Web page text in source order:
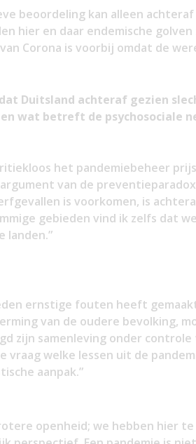
beoordeling kan alleen
hier en daar endemische
Corona is voorbij omdat de
Duitsland achteraf gezien
wat betreft de psychosociale
het pandemiebeheer
van de
is voorkomen, is
gebieden vind ik zelfs dat
landen.”
ernstige fouten heeft
van de oudere bevolking,
zijn samenleving onder
vraag welke lessen uit de
aanpak.”
openheid; we hebben hier